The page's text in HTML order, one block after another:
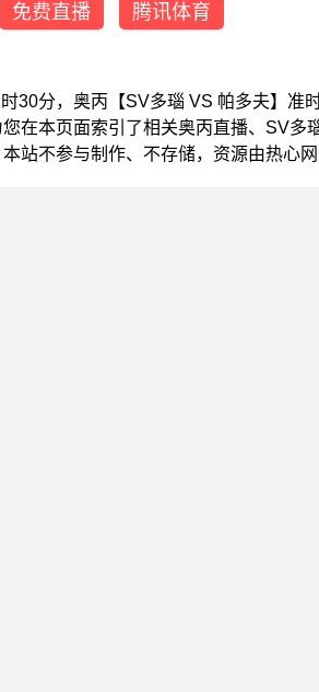
免费直播 腾讯体育
30分，奥丙【SV多瑙 VS 帕多夫】准
在本页面索引了相关奥丙直播、SV多
站不参与制作、不存储，资源由热心